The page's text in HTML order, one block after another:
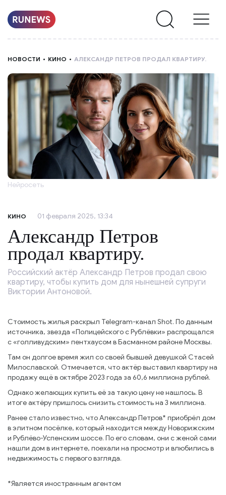
РУБРИКИ
НАС
НОВОСТИ КИНО АЛЕКСАНДР ПЕТРОВ ПРОДАЛ КВАРТИРУ.
Нейросеть
КИНО 01 февраля 2025, 13:34
Александр Петров
продал квартиру.
Российский актёр Александр Петров продал свою
квартиру, чтобы купить дом для нынешней супруги
Виктории Антоновой.
Стоимость жилья раскрыл Telegram-канал Shot. По данным
источника, звезда «Полицейского с Рублёвки» распрощался
с «голливудским» пентхаусом в Басманном районе Москвы.
Там он долгое время жил со своей бывшей девушкой Стасей
Милославской. Отмечается, что актёр выставил квартиру на
продажу ещё в октябре 2023 года за 60,6 миллиона рублей.
Однако желающих купить её за такую цену не нашлось. В
итоге актёру пришлось снизить стоимость на 3 миллиона.
Ранее стало известно, что Александр Петров* приобрёл дом
в элитном посёлке, который находится между Новорижским
и Рублёво-Успенским шоссе. По его словам, они с женой сами
нашли дом в интернете, поехали на просмотр и влюбились в
недвижимость с первого взгляда.
*Является иностранным агентом